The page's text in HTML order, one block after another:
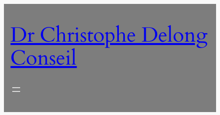
contenu
Dr Christophe Delong
Conseil